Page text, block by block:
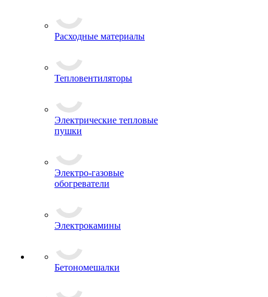
Расходные материалы
Тепловентиляторы
Электрические тепловые
пушки
Электро-газовые
обогреватели
Электрокамины
Бетономешалки